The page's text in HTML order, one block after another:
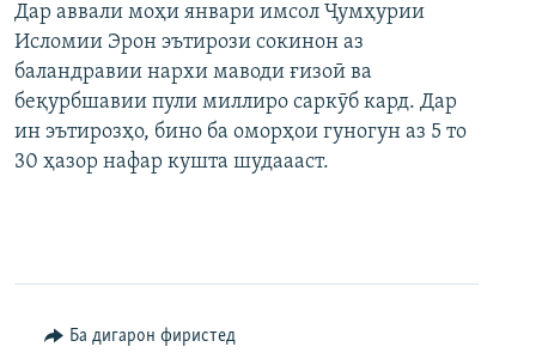
Дар аввали моҳи январи имсол Ҷумҳурии
Исломии Эрон эътирози сокинон аз
баландравии нархи маводи ғизоӣ ва
беқурбшавии пули миллиро саркӯб кард. Дар
ин эътирозҳо, бино ба оморҳои гуногун аз 5 то
30 ҳазор нафар кушта шудаааст.
Ба дигарон фиристед